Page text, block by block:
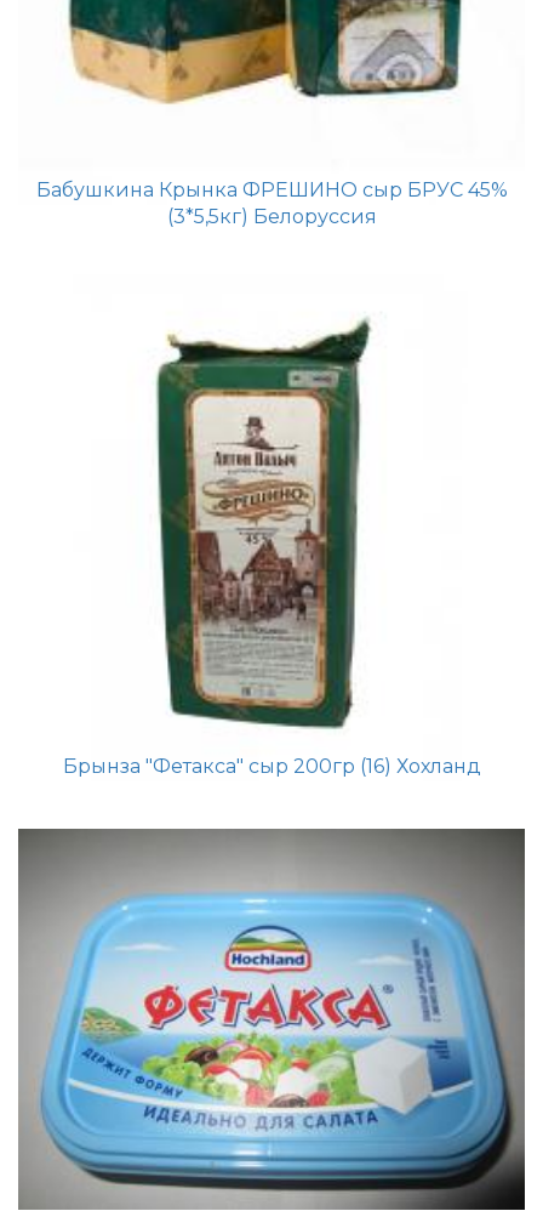
Бабушкина Крынка ФРЕШИНО сыр БРУС 45%
(3*5,5кг) Белоруссия
Брынза "Фетакса" сыр 200гр (16) Хохланд